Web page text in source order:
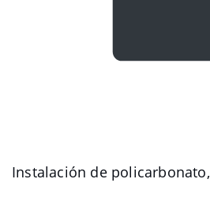
Instalación de policarbonato,